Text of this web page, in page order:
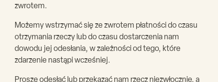
zwrotem.
Możemy wstrzymać się ze zwrotem płatności do czasu
otrzymania rzeczy lub do czasu dostarczenia nam
dowodu jej odesłania, w zależności od tego, które
zdarzenie nastąpi wcześniej.
Proszę odesłać lub przekazać nam rzecz niezwłocznie, a